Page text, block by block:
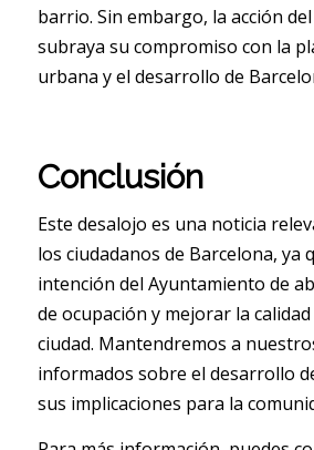
barrio. Sin embargo, la acción
subraya su compromiso con la
urbana y el desarrollo de
Conclusión
Este desalojo es una noticia
los ciudadanos de Barcelona, ya
intención del Ayuntamiento de
de ocupación y mejorar la
ciudad. Mantendremos a
informados sobre el desarrollo
sus implicaciones para la